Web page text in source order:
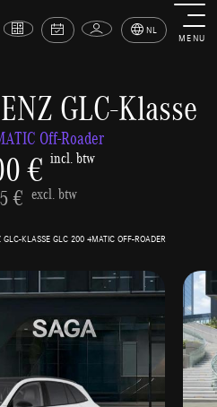
NL
MENU
GLC-Klasse
Off-Roader
€ incl. btw
€ excl. btw
GLC-KLASSE GLC 200 4MATIC OFF-ROADER